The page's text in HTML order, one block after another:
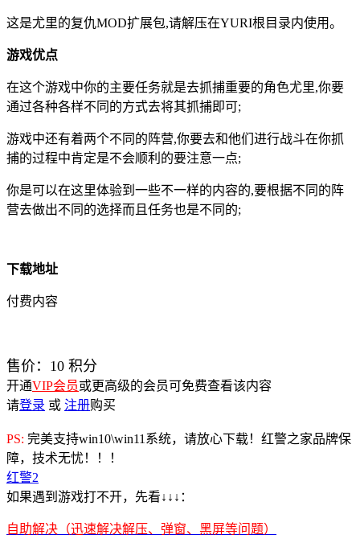
这是尤里的复仇MOD扩展包,请解压在YURI根目录内使用。
游戏优点
在这个游戏中你的主要任务就是去抓捕重要的角色尤里,你要
通过各种各样不同的方式去将其抓捕即可;
游戏中还有着两个不同的阵营,你要去和他们进行战斗在你抓
捕的过程中肯定是不会顺利的要注意一点;
你是可以在这里体验到一些不一样的内容的,要根据不同的阵
营去做出不同的选择而且任务也是不同的;
下载地址
付费内容
售价： 10 积分
开通VIP会员或更高级的会员可免费查看该内容
请登录 或 注册购买
PS: 完美支持win10\win11系统，请放心下载！红警之家品牌保
障，技术无忧！！！
红警2
如果遇到游戏打不开，先看↓↓↓：
自助解决（迅速解决解压、弹窗、黑屏等问题）